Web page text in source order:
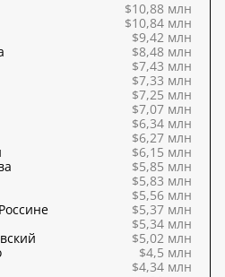
$10,88 млн
$10,84 млн
$9,42 млн
$8,48 млн
$7,43 млн
$7,33 млн
$7,25 млн
$7,07 млн
$6,34 млн
$6,27 млн
$6,15 млн
$5,85 млн
$5,83 млн
$5,56 млн
$5,37 млн
$5,34 млн
$5,02 млн
$4,5 млн
$4,34 млн